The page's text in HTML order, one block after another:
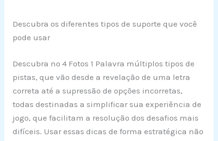
Descubra os diferentes tipos de suporte que você
pode usar
Descubra no 4 Fotos 1 Palavra múltiplos tipos de
pistas, que vão desde a revelação de uma letra
correta até a supressão de opções incorretas,
todas destinadas a simplificar sua experiência de
jogo, que facilitam a resolução dos desafios mais
difíceis. Usar essas dicas de forma estratégica não